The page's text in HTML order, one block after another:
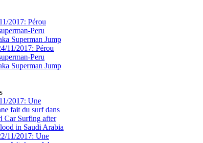
2017: Pérou
Peru
Superman Jump
2017: Une
fait du surf dans
Car Surfing after
in Saudi Arabia